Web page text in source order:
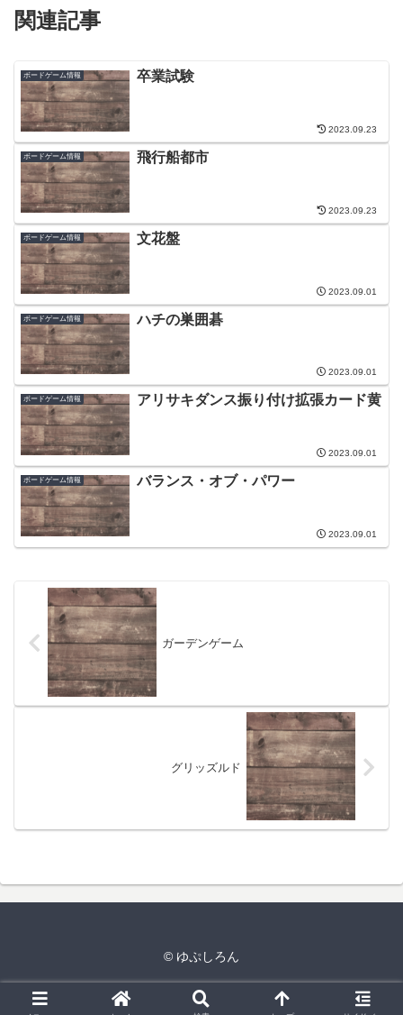
関連記事
ボードゲーム情報 卒業試験
2023.09.23
ボードゲーム情報 飛行船都市
2023.09.23
ボードゲーム情報 文花盤
2023.09.01
ボードゲーム情報 ハチの巣囲碁
2023.09.01
ボードゲーム情報 アリサキダンス振り付け拡張カード黄
2023.09.01
ボードゲーム情報 バランス・オブ・パワー
2023.09.01
ガーデンゲーム
グリッズルド
© ゆぷしろん